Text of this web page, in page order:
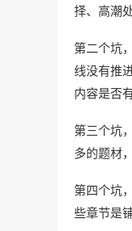
择、高潮
第二个坑
线没有推
内容是否
第三个坑
多的题材
第四个坑
些章节是